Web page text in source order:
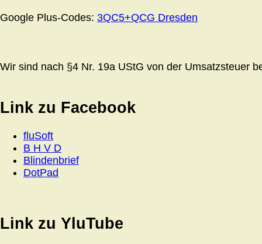
Google Plus-Codes: 3QC5+QCG Dresden
Wir sind nach §4 Nr. 19a UStG von der Umsatzsteuer
Link zu Facebook
fluSoft
B H V D
Blindenbrief
DotPad
Link zu YluTube